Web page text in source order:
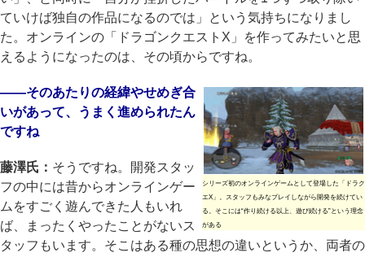
ていけば独自の作品になるのでは」という気持ちになりまし
た。オンラインの「ドラゴンクエストX」を作ってみたいと思
えるようになったのは、その頃からですね。
シリーズ初のオンラインゲームとして登場した「ドラク
エX」。スタッフもみなプレイしながら開発を続けてい
る。そこには“作り続ける以上、遊び続ける”という理念
がある
――そのあたりの経緯やせめぎ合
いがあって、うまく進められたん
ですね
藤澤氏： そうですね。開発スタッ
フの中には昔からオンラインゲー
ムをすごく遊んできた人もいれ
ば、まったくやったことがないス
タッフもいます。そこはある種の思想の違いというか、両者の